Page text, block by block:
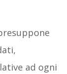
ad ogni